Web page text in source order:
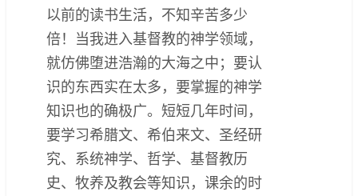
以前的读书生活，不知辛苦多少
倍！当我进入基督教的神学领域，
就仿佛堕进浩瀚的大海之中；要认
识的东西实在太多，要掌握的神学
知识也的确极广。短短几年时间，
要学习希腊文、希伯来文、圣经研
究、系统神学、哲学、基督教历
史、牧养及教会等知识，课余的时